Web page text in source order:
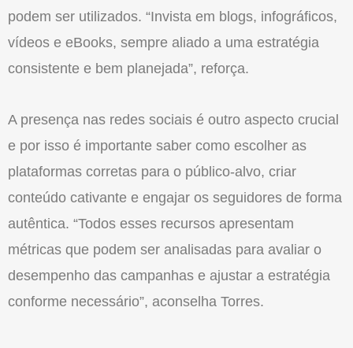
podem ser utilizados. “Invista em blogs, infográficos,
vídeos e eBooks, sempre aliado a uma estratégia
consistente e bem planejada”, reforça.
A presença nas redes sociais é outro aspecto crucial
e por isso é importante saber como escolher as
plataformas corretas para o público-alvo, criar
conteúdo cativante e engajar os seguidores de forma
autêntica. “Todos esses recursos apresentam
métricas que podem ser analisadas para avaliar o
desempenho das campanhas e ajustar a estratégia
conforme necessário”, aconselha Torres.